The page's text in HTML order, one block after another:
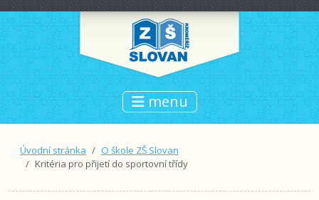
menu
Úvodní stránka
O škole ZŠ Slovan
Kritéria pro přijetí do sportovní třídy